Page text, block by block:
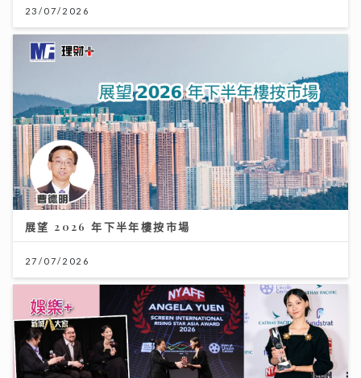
23/07/2026
展望 2026 年下半年樓按市場
27/07/2026